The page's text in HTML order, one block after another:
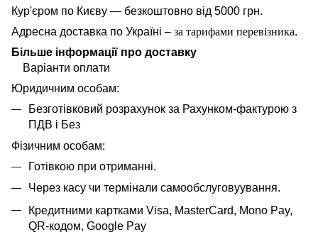
Кур'єром по Києву — безкоштовно від 5000 грн.
Адресна доставка по Україні – за тарифами перевізника.
Більше інформації про доставку
Варіанти оплати
Юридичним особам:
Безготівковий розрахунок за Рахунком-фактурою з
ПДВ і Без
Фізичним особам:
Готівкою при отриманні.
Через касу чи термінали самообслуговуування.
Кредитними картками Visa, MasterCard, Mono Pay,
QR-кодом, Google Pay